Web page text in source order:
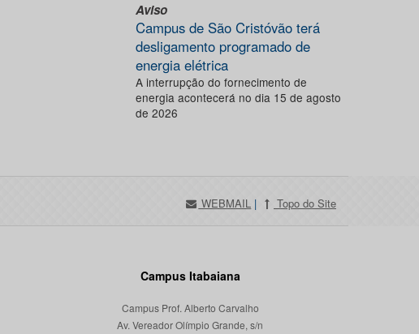
Aviso
Campus de São Cristóvão terá
desligamento programado de
energia elétrica
A interrupção do fornecimento de
energia acontecerá no dia 15 de agosto
de 2026
WEBMAIL | Topo do Site
Campus Itabaiana
Campus Prof. Alberto Carvalho
Av. Vereador Olímpio Grande, s/n